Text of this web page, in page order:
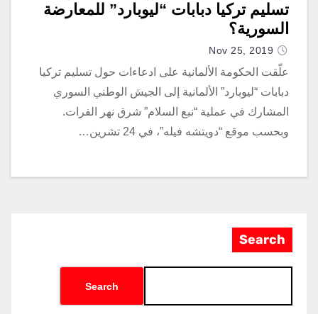
تسليم تركيا دبابات “ليوبارد” للمعارضة
السورية؟
Nov 25, 2019
علّقت الحكومة الألمانية على ادعاءات حول تسليم تركيا
دبابات “ليوبارد” الألمانية إلى الجيش الوطني السوري
المشارك في عملية “نبع السلام” شرق نهر الفرات.
وبحسب موقع “دويتشه فيله”، في 24 تشرين…
Search
Search